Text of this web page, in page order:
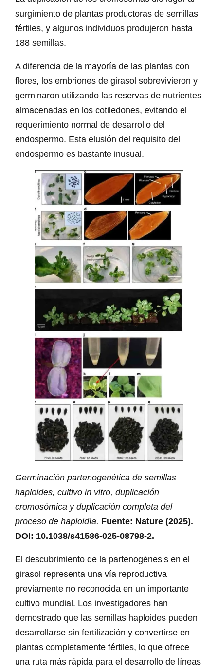
surgimiento de plantas productoras de semillas
fértiles, y algunos individuos produjeron hasta
188 semillas.
A diferencia de la mayoría de las plantas con
flores, los embriones de girasol sobrevivieron y
germinaron utilizando las reservas de nutrientes
almacenadas en los cotiledones, evitando el
requerimiento normal de desarrollo del
endospermo. Esta elusión del requisito del
endospermo es bastante inusual.
Germinación partenogenética de semillas
haploides, cultivo in vitro, duplicación
cromosómica y duplicación completa del
proceso de haploidía. Fuente: Nature (2025).
DOI: 10.1038/s41586-025-08798-2.
El descubrimiento de la partenogénesis en el
girasol representa una vía reproductiva
previamente no reconocida en un importante
cultivo mundial. Los investigadores han
demostrado que las semillas haploides pueden
desarrollarse sin fertilización y convertirse en
plantas completamente fértiles, lo que ofrece
una ruta más rápida para el desarrollo de líneas